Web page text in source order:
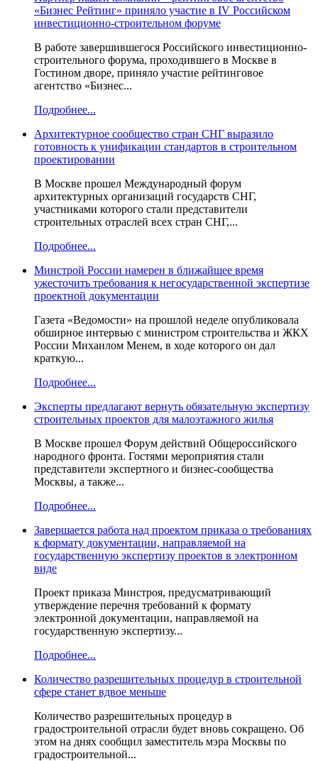
«Бизнес Рейтинг» приняло участие в IV Российском
инвестиционно-строительном форуме
В работе завершившегося Российского инвестиционно-
строительного форума, проходившего в Москве в
Гостином дворе, приняло участие рейтинговое
агентство «Бизнес...
Подробнее...
Архитектурное сообщество стран СНГ выразило
готовность к унификации стандартов в строительном
проектировании
В Москве прошел Международный форум
архитектурных организаций государств СНГ,
участниками которого стали представители
строительных отраслей всех стран СНГ,...
Подробнее...
Минстрой России намерен в ближайшее время
ужесточить требования к негосударственной экспертизе
проектной документации
Газета «Ведомости» на прошлой неделе опубликовала
обширное интервью с министром строительства и ЖКХ
России Михаилом Менем, в ходе которого он дал
краткую...
Подробнее...
Эксперты предлагают вернуть обязательную экспертизу
строительных проектов для малоэтажного жилья
В Москве прошел Форум действий Общероссийского
народного фронта. Гостями мероприятия стали
представители экспертного и бизнес-сообщества
Москвы, а также...
Подробнее...
Завершается работа над проектом приказа о требованиях
к формату документации, направляемой на
государственную экспертизу проектов в электронном
виде
Проект приказа Минстроя, предусматривающий
утверждение перечня требований к формату
электронной документации, направляемой на
государственную экспертизу...
Подробнее...
Количество разрешительных процедур в строительной
сфере станет вдвое меньше
Количество разрешительных процедур в
градостроительной отрасли будет вновь сокращено. Об
этом на днях сообщил заместитель мэра Москвы по
градостроительной...